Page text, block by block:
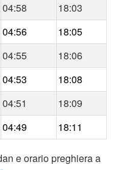
04:58
18:03
04:56
18:05
04:55
18:06
04:53
18:08
04:51
18:09
04:49 18:11
e orario preghiera a